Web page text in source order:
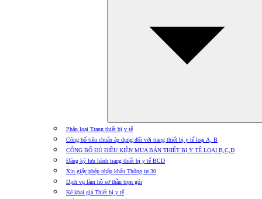
Phân loại Trang thiết bị y tế
Công bố tiêu chuẩn áp dụng đối với trang thiết bị y tế loại A, B
CÔNG BỐ ĐỦ ĐIỀU KIỆN MUA BÁN THIẾT BỊ Y TẾ LOẠI B,C,D
Đăng ký lưu hành trang thiết bị y tế BCD
Xin giấy phép nhập khẩu Thông tư 30
Dịch vụ làm hồ sơ thầu trọn gói
Kê khai giá Thiết bị y tế